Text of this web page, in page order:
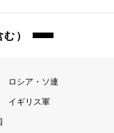
）
ロシア・ソ連
イギリス軍